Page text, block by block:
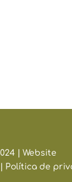
| Website
Política de